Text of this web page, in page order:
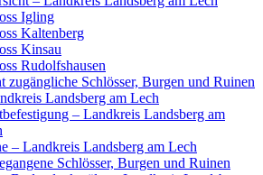
Igling
Kaltenberg
Kinsau
Rudolfshausen
zugängliche Schlösser, Burgen und Ruinen
Landsberg am Lech
– Landkreis Landsberg am
– Landkreis Landsberg am Lech
Schlösser, Burgen und Ruinen